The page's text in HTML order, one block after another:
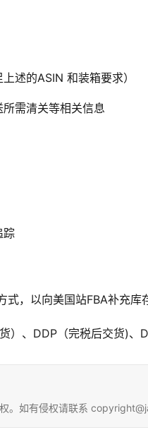
述的ASIN 和装箱要求）
需清关等相关信息
踪
，以向美国站FBA补充
）、DDP（完税后交货)
。如有侵权请联系